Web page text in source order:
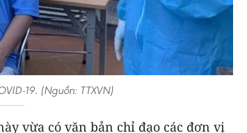
19. (Nguồn: TTXVN)
vừa có văn bản chỉ đạo các đơn vị